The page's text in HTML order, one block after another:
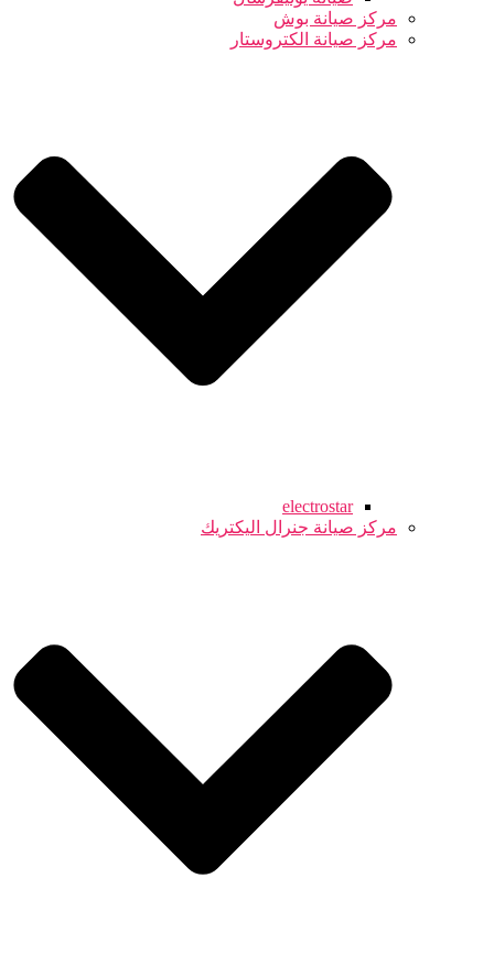
مركز صيانة بوش
مركز صيانة الكتروستار
electrostar
مركز صيانة جنرال اليكتريك